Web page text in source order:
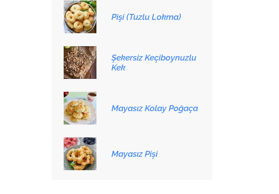
Pişi (Tuzlu Lokma)
Şekersiz Keçiboynuzlu
Kek
Mayasız Kolay Poğaça
Mayasız Pişi